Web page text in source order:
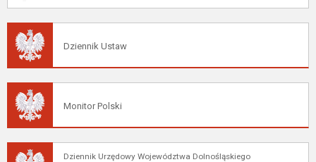
Dziennik Ustaw
Monitor Polski
Dziennik Urzędowy Województwa Dolnośląskiego